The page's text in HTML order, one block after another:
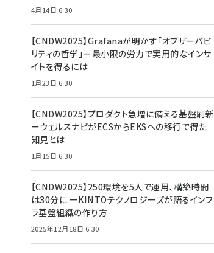
4月14日 6:30
【CNDW2025】Grafanaが明かす「オブザーバビ
リティの哲学」ー最小限の労力で実用的なインサ
イトを得るには
1月23日 6:30
【CNDW2025】プロダクト急増に備える基盤刷新
ーウェルスナビがECSからEKSへの移行で得た
知見とは
1月15日 6:30
【CNDW2025】250環境を5人で運用、構築時間
は30分に ーKINTOテクノロジーズが語るインフ
ラ基盤組織の作り方
2025年12月18日 6:30